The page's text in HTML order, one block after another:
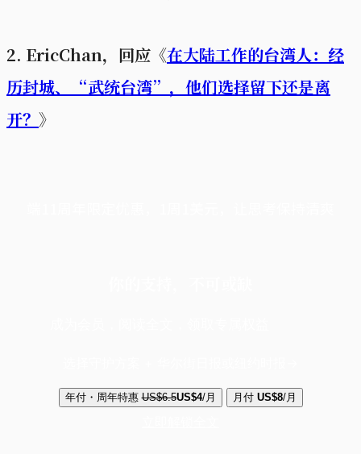
2. EricChan，回应《在大陆工作的台湾人：经
历封城、“武统台湾”，他们选择留下还是离
开？ 》
年付・周年特惠 US$6.5US$4/月 月付 US$8/月